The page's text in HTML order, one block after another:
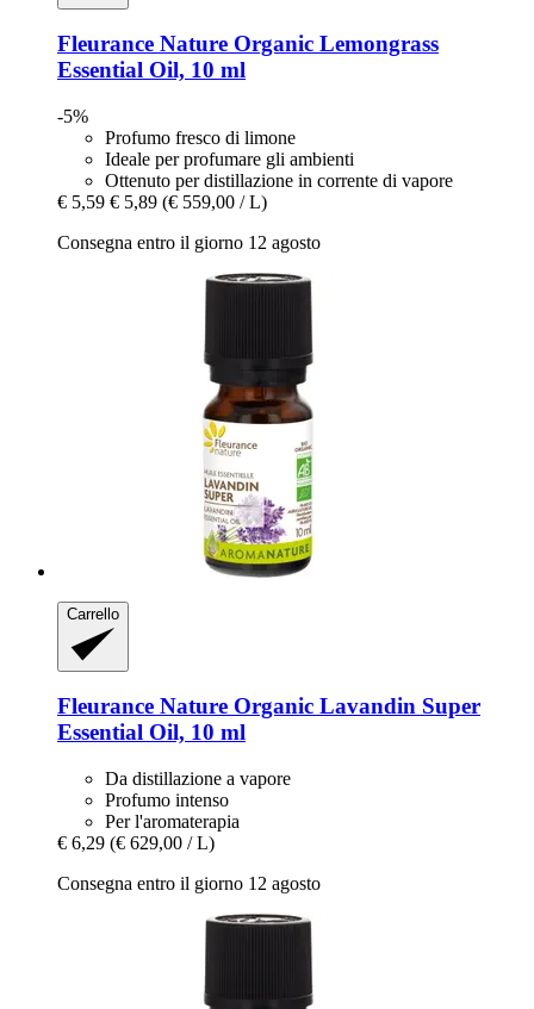
Fleurance Nature Organic Lemongrass
Essential Oil, 10 ml
-5%
Profumo fresco di limone
Ideale per profumare gli ambienti
Ottenuto per distillazione in corrente di vapore
€ 5,59 € 5,89 (€ 559,00 / L)
Consegna entro il giorno 12 agosto
Carrello
Fleurance Nature Organic Lavandin Super
Essential Oil, 10 ml
Da distillazione a vapore
Profumo intenso
Per l'aromaterapia
€ 6,29 (€ 629,00 / L)
Consegna entro il giorno 12 agosto